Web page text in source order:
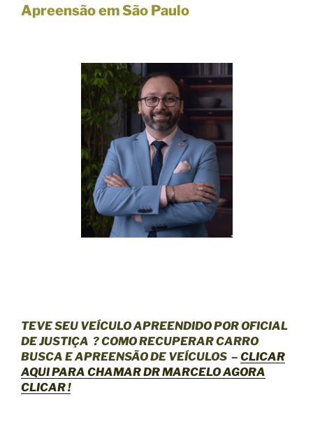
Apreensão em São Paulo
TEVE SEU VEÍCULO APREENDIDO POR OFICIAL
DE JUSTIÇA ? COMO RECUPERAR CARRO
BUSCA E APREENSÃO DE VEÍCULOS – CLICAR
AQUIPARA CHAMAR DR MARCELO AGORA
CLICAR !